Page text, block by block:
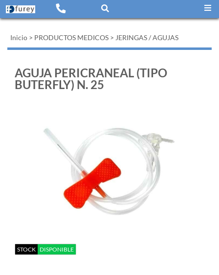
Inicio > PRODUCTOS MEDICOS > JERINGAS / AGUJAS
AGUJA PERICRANEAL (TIPO
BUTERFLY) N. 25
STOCK DISPONIBLE